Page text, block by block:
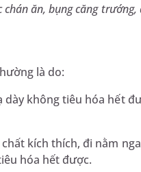
ăn, bụng căng trướng,
là do:
không tiêu hóa hết
kích thích, đi nằm
hóa hết được.